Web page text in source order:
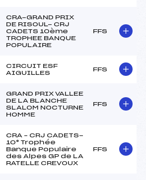
CRA-GRAND PRIX
DE RISOUL- CRJ
CADETS 10ème
TROPHEE BANQUE
POPULAIRE
FFS
CIRCUIT ESF
AIGUILLES
FFS
GRAND PRIX VALLEE
DE LA BLANCHE
SLALOM NOCTURNE
HOMME
FFS
CRA – CRJ CADETS-
10° Trophée
Banque Populaire
des Alpes GP de LA
RATELLE CREVOUX
FFS